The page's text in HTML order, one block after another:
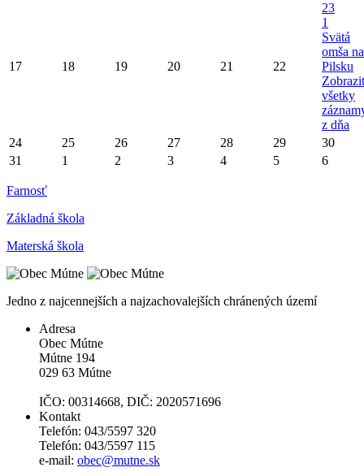
17 18 19 20 21 22
23
1
Svätá
omša na
Pilsku
všetky
z dňa
24
25 26 27 28 29
30
31
1 2 3 4 5 6
Farnosť
Základná škola
Materská škola
Jedno z najcennejších a najzachovalejších chránených území
Adresa
Obec Mútne
Mútne 194
029 63 Mútne
IČO: 00314668, DIČ: 2020571696
Kontakt
Telefón: 043/5597 320
Telefón: 043/5597 115
e-mail: obec@mutne.sk